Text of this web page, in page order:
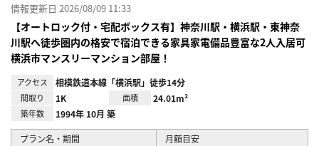
情報更新日 2026/08/09 11:33
【オートロック付・宅配ボックス有】神奈川駅・横浜駅・東神奈
川駅へ徒歩圏内の格安で宿泊できる家具家電備品豊富な2人入居可
横浜市マンスリーマンション部屋！
アクセス 相模鉄道本線「横浜駅」徒歩14分
間取り 1K 面積 24.01m²
築年数 1994年 10月 築
プラン名・期間 月額目安